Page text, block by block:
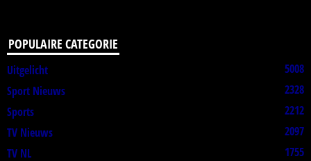
POPULAIRE CATEGORIE
Uitgelicht
5008
Sport Nieuws
2328
Sports
2212
TV Nieuws
2097
TV NL
1755